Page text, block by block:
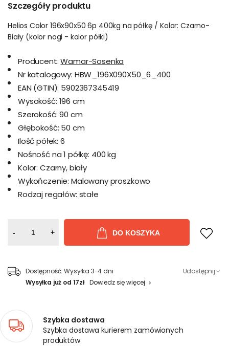
Szczegóły produktu
Helios Color 196x90x50 6p 400kg na półkę / Kolor: Czarno-
Biały (kolor nogi - kolor półki)
Producent: Wamar-Sosenka
Nr katalogowy: HBW_196X090X50_6_400
EAN (GTIN): 5902367345419
Wysokość: 196 cm
Szerokość: 90 cm
Głębokość: 50 cm
Ilość półek: 6
Nośność na 1 półkę: 400 kg
Kolor: Czarny, biały
Wykończenie: Malowany proszkowo
Rodzaj regałów: stałe
- + DO KOSZYKA
Dostępność: Wysyłka 3-4 dni
Wysyłka już od 17zł Dowiedz się więcej
Udostępnij
Szybka dostawa
Szybka dostawa kurierem zamówionych
produktów